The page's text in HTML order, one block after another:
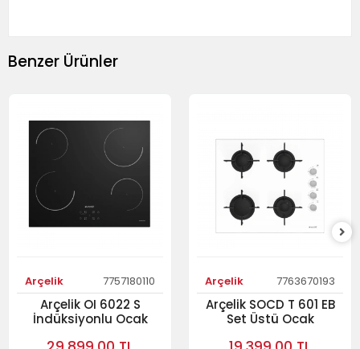
Benzer Ürünler
Arçelik 7757180110
Arçelik OI 6022 S
İndüksiyonlu Ocak
Arçelik 7763670193
Arçelik SOCD T 601 EB
Set Üstü Ocak